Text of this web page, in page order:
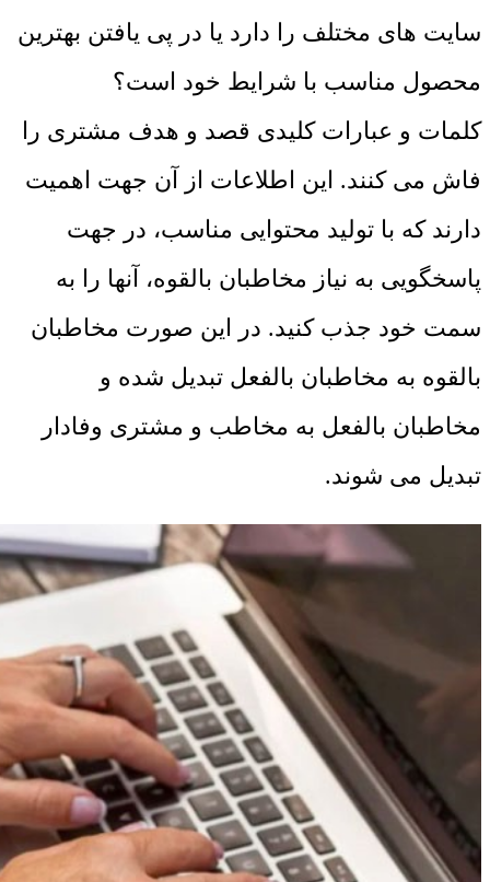
سایت های مختلف را دارد یا در پی یافتن بهترین
محصول مناسب با شرایط خود است؟
کلمات و عبارات کلیدی قصد و هدف مشتری را
فاش می کنند. این اطلاعات از آن جهت اهمیت
دارند که با تولید محتوایی مناسب، در جهت
پاسخگویی به نیاز مخاطبان بالقوه، آنها را به
سمت خود جذب کنید. در این صورت مخاطبان
بالقوه به مخاطبان بالفعل تبدیل شده و
مخاطبان بالفعل به مخاطب و مشتری وفادار
تبدیل می شوند.